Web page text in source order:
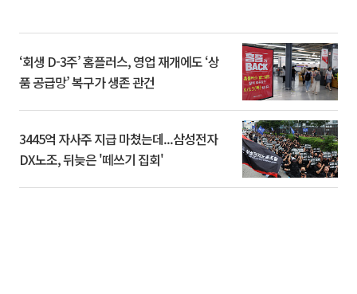
‘회생 D-3주’ 홈플러스, 영업 재개에도 ‘상
품 공급망’ 복구가 생존 관건
3445억 자사주 지급 마쳤는데...삼성전자
DX노조, 뒤늦은 '떼쓰기 집회'